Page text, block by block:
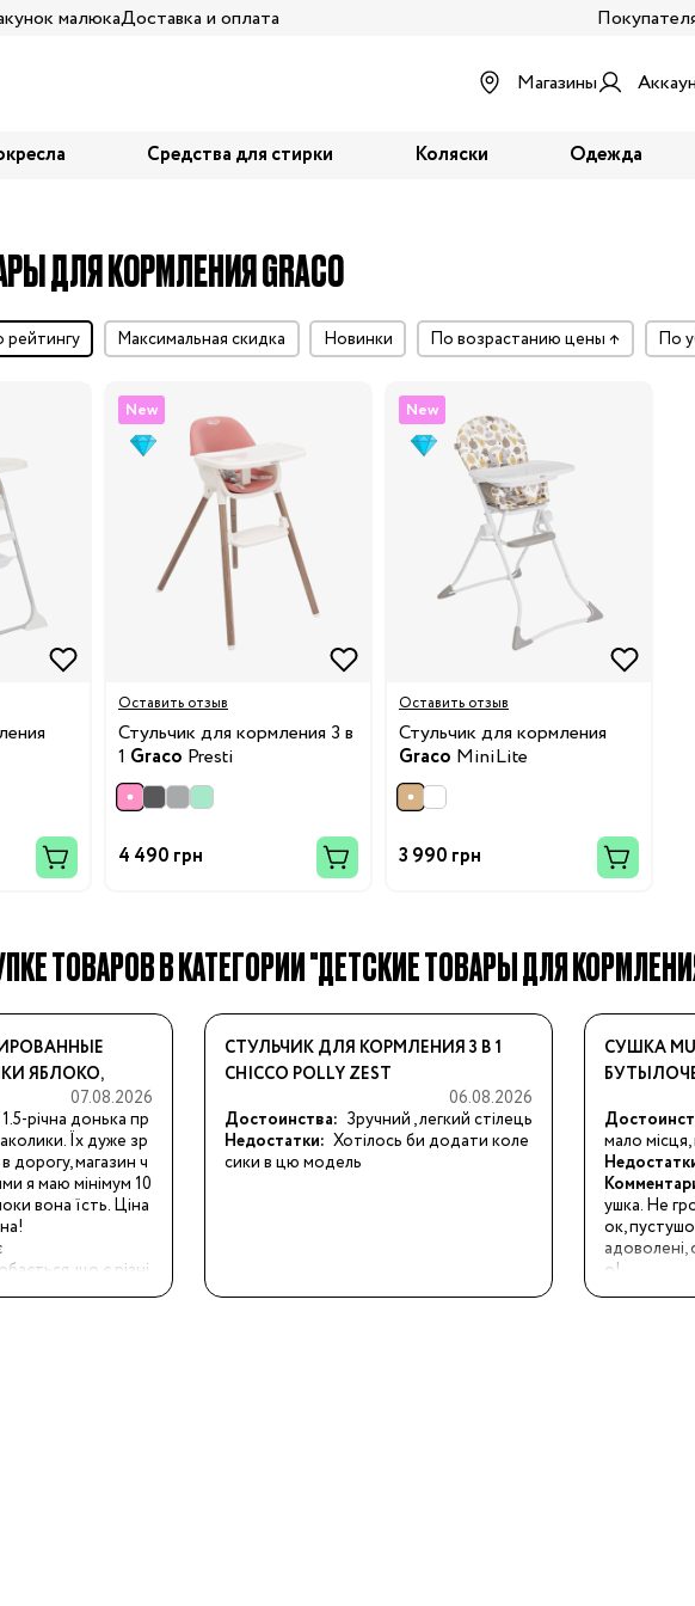
малюкаДоставка и оплата
Бренды:
Магазины
Средства для стирки Коляски Одежда
ДЛЯ КОРМЛЕНИЯ GRACO
рейтингу максимальная скидка Новинки по возрастанию цены ↑ по
New
Оставить отзыв
Стульчик для кормления 3 в
1 Graco Presti
4 490 грн
New
Оставить отзыв
Стульчик для кормления
Graco MiniLite
3 990 грн
ТОВАРОВ В КАТЕГОРИИ "ДЕТСКИЕ ТОВАРЫ ДЛЯ
ЯБЛОКО,
12 МЕС., 25 Г07.08.2026
річна донька пр
Їх дуже зр
дорогу, магазин ч
я маю мінімум 10
вона їсть. Ціна
що є різні
СТУЛЬЧИК ДЛЯ КОРМЛЕНИЯ 3 В 1
CHICCO POLLY ZEST
06.08.2026
Достоинства: Зручний , легкий стілець
Недостатки: Хотілось би додати коле
сики в цю модель
СУШКА
мало
ушка. Не
ок,
о!